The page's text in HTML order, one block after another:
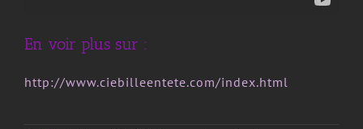
En voir plus sur :
http://www.ciebilleentete.com/index.html